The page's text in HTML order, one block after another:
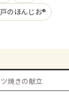
のほんじお®
焼きの献立